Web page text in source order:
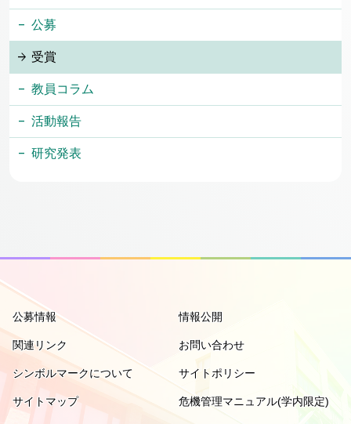
公募
受賞
教員コラム
活動報告
研究発表
公募情報 情報公開
関連リンク お問い合わせ
シンボルマークについて サイトポリシー
サイトマップ 危機管理マニュアル(学内限定)